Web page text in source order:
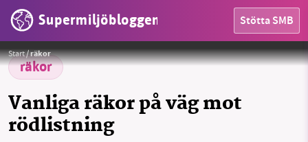
Supermiljöbloggen Stötta SMB
OMRÅDEN
MILJÖFAKTA
OM OSS
Start/räkor
räkor
Vanliga räkor på väg mot
rödlistning